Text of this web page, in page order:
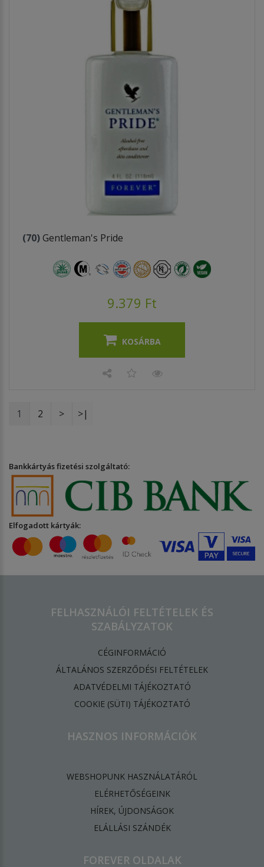
(70)Gentleman's Pride
9.379 Ft
KOSÁRBA
1 2 > >|
Bankkártyás fizetési szolgáltató:
Elfogadott kártyák:
FELHASZNÁLÓI FELTÉTELEK ÉS
SZABÁLYZATOK
CÉGINFORMÁCIÓ
ÁLTALÁNOS SZERZŐDÉSI FELTÉTELEK
ADATVÉDELMI TÁJÉKOZTATÓ
​COOKIE (SÜTI) TÁJÉKOZTATÓ
HASZNOS INFORMÁCIÓK
WEBSHOPUNK HASZNÁLATÁRÓL
ELÉRHETŐSÉGEINK
HÍREK, ÚJDONSÁGOK
ELÁLLÁSI SZÁNDÉK
FOREVER OLDALAK